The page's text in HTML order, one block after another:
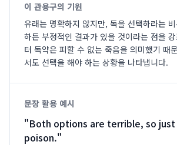
이 관용구의 기원
유래는 명확하지 않지만, 독을 선택하라는
하든 부정적인 결과가 있을 것이라는 점을
터 독약은 피할 수 없는 죽음을 의미했기 때
서도 선택을 해야 하는 상황을 나타냅니다.
문장 활용 예시
"Both options are terrible, so
poison."